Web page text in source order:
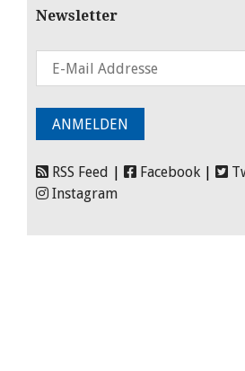
Newsletter
RSS Feed Facebook
Instagram